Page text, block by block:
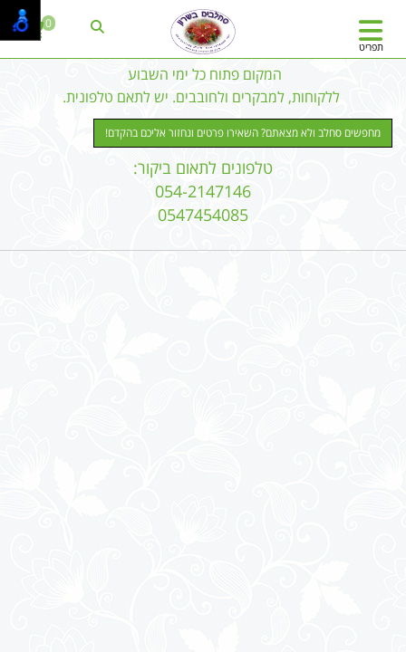
המקום פתוח כל ימי השבוע
ללקוחות, למבקרים ולחובבים. יש לתאם טלפונית.
מחפשים סחלב ולא מצאתם? השאירו פרטים ונחזור אליכם בהקדם!
טלפונים לתאום ביקור:
054-2147146
0547454085
תפריט
0